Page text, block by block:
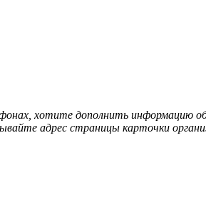
хотите дополнить
адрес страницы карточки